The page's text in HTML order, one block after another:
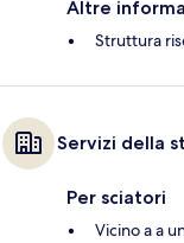
Altre
Struttura
Servizi della
Per sciatori
Vicino a a